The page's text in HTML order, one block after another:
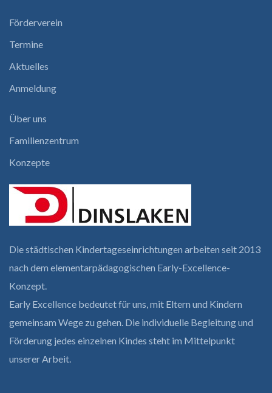
Förderverein
Termine
Aktuelles
Anmeldung
Über uns
Familienzentrum
Konzepte
Die städtischen Kindertages­einrichtungen arbeiten seit 2013
nach dem elementar­pädagogischen Early-Excellence-
Konzept.
Early Excellence bedeutet für uns, mit Eltern und Kindern
gemeinsam Wege zu gehen. Die individuelle Begleitung und
Förderung jedes einzelnen Kindes steht im Mittelpunkt
unserer Arbeit.